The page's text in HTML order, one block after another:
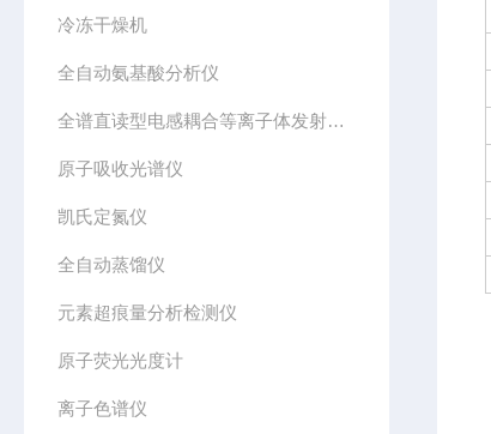
冷冻干燥机
全自动氨基酸分析仪
全谱直读型电感耦合等离子体发射光谱仪
原子吸收光谱仪
凯氏定氮仪
全自动蒸馏仪
元素超痕量分析检测仪
原子荧光光度计
离子色谱仪